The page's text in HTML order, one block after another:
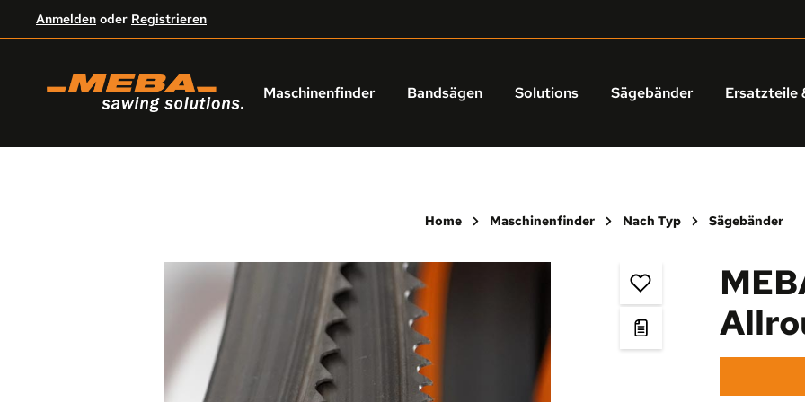
Hauptinhalt springen
Zur Hauptnavigation springen
Anmelden oder Registrieren
Maschinenfinder Bandsägen Solutions Sägebänder Ersatzteile
Home Maschinenfinder Nach Typ Sägebänder